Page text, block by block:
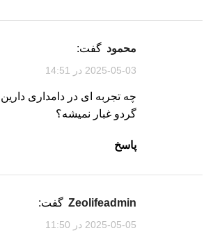
محمود گفت:
2025-05-03 در 14:51
چه تجربه ای در دامداری
گردو غبار نمیشه؟
پاسخ
zeolifeadmin گفت:
2025-05-05 در 11:50